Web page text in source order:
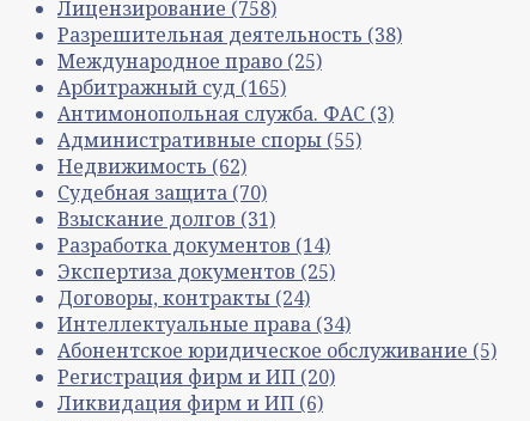
Лицензирование (758)
Разрешительная деятельность (38)
Международное право (25)
Арбитражный суд (165)
Антимонопольная служба. ФАС (3)
Административные споры (55)
Недвижимость (62)
Судебная защита (70)
Взыскание долгов (31)
Разработка документов (14)
Экспертиза документов (25)
Договоры, контракты (24)
Интеллектуальные права (34)
Абонентское юридическое обслуживание (5)
Регистрация фирм и ИП (20)
Ликвидация фирм и ИП (6)